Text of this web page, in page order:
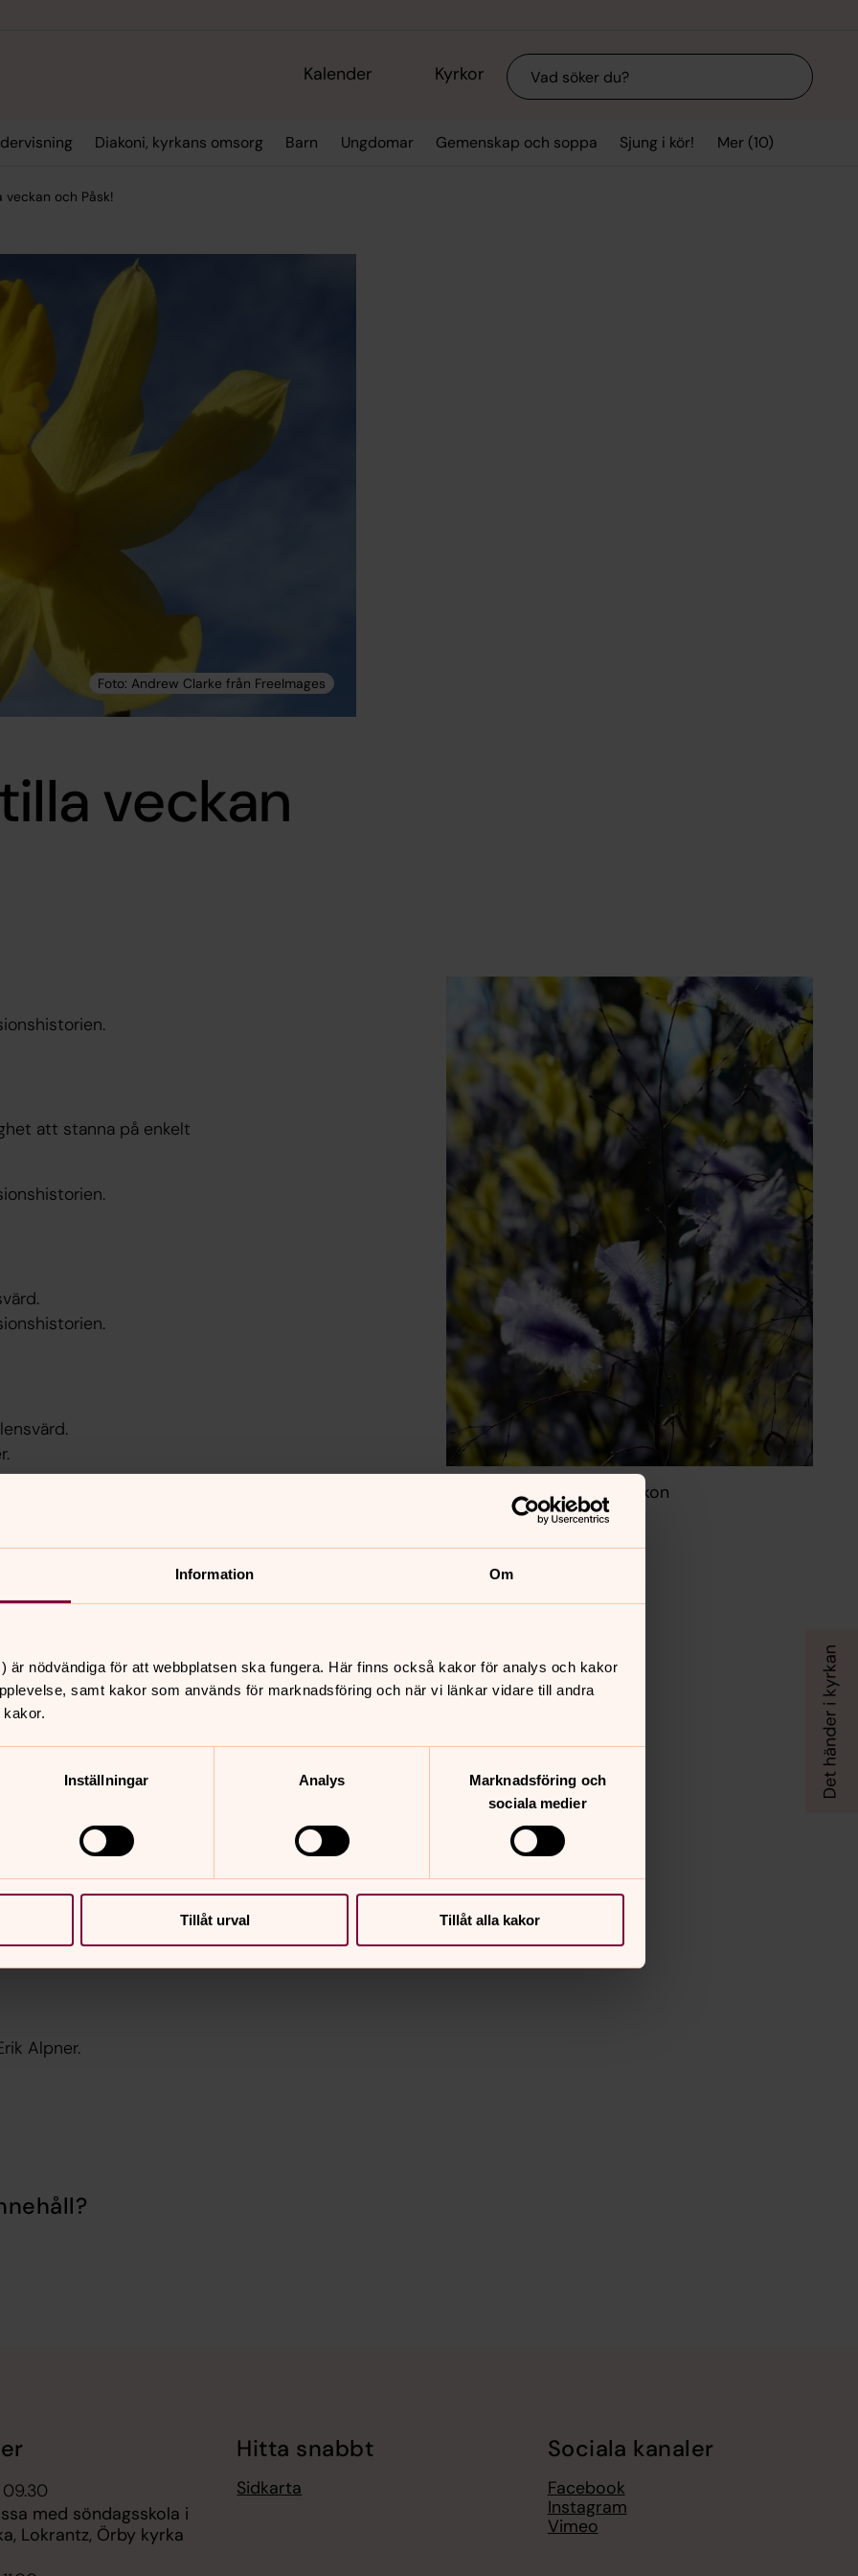
Information Om
är nödvändiga för att webbplatsen ska fungera. Här finns också kakor för analys och kakor
samt kakor som används för marknadsföring och när vi länkar vidare till andra
Inställningar Analys
Marknadsföring och
sociala medier
Tillåt urval Tillåt alla kakor
Kalender Kyrkor Sök
Diakoni, kyrkans omsorg Barn Ungdomar Gemenskap och soppa Sjung i kör! Mer (10)
veckan och Påsk!
veckan
att stanna på enkelt
Örby kyrkokör.
Lokrantz, Baroque West, Gunilla
Lokrantz.
Martin Lokrantz.
Gyllensvärd, Örby kyrkokör,
kyrkokör, Kyrkbandet.
Alpner.
Foto: Magnus Aronson /Ikon
med söndagsskola i
Lokrantz, Örby kyrka
Hitta snabbt
Sidkarta
Sociala kanaler
Facebook
Instagram
Vimeo